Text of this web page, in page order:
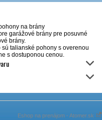
na brány
garážové brány pre posuvné
brány.
sú talianské pohony s overenou
s dostuponou cenou.
Eshop na prenájom - Atomer.sk